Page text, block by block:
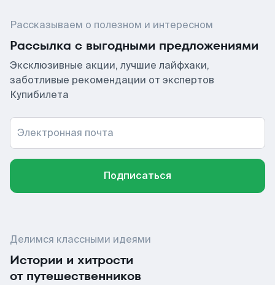
Рассказываем о полезном и интересном
Рассылка с выгодными предложениями
Эксклюзивные акции, лучшие лайфхаки,
заботливые рекомендации от экспертов
Купибилета
Электронная почта
Подписаться
Делимся классными идеями
Истории и хитрости
от путешественников